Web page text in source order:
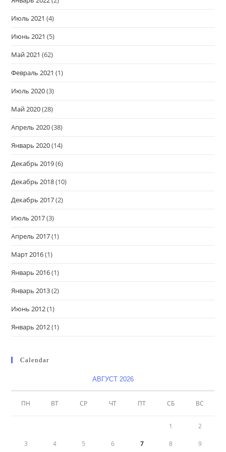
Июль 2021 (4)
Июнь 2021 (5)
Май 2021 (62)
Февраль 2021 (1)
Июль 2020(3)
Май 2020(28)
Апрель 2020(38)
Январь 2020(14)
Декабрь 2019(6)
Декабрь 2018(10)
Декабрь 2017(2)
Июль 2017(3)
Апрель 2017(1)
Март 2016(1)
Январь 2016(1)
Январь 2013(2)
Июнь 2012(1)
Январь 2012(1)
Calendar
АВГУСТ 2026
ПН ВТ СР ЧТ ПТ СБ ВС
1 2
3 4 5 6 7 8 9